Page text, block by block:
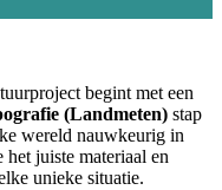
begint met een
(Landmeten) stap
wereld nauwkeurig in
het juiste materiaal en
unieke situatie.